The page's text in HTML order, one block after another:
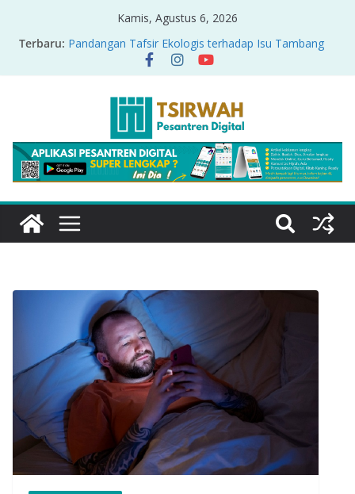
Kamis, Agustus 6, 2026
Terbaru: Pandangan Tafsir Ekologis terhadap Isu Tambang
Nikel di Raja Ampat
PRODUK RELASI KUASA-IDIOLOGI PADA TAFSIR
Sirah Nabawiyah
Oversharing dan Privasi dalam Al-Qur’an: “Ketika
Ayat Bicara Soal Curhat di Sosmed”
Menyikapi Fatherless, Kisah Lukman Menjadi
Cerminan